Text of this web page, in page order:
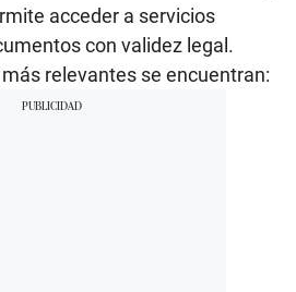
acceder a servicios
con validez legal.
relevantes se encuentran: